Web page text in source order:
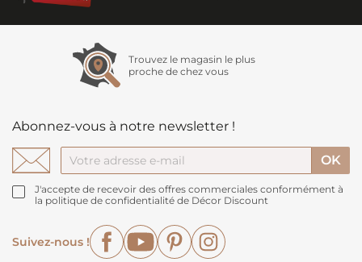
Trouvez le magasin le plus
proche de chez vous
Abonnez-vous à notre newsletter !
J'accepte de recevoir des offres commerciales conformément à
la politique de confidentialité de Décor Discount
Suivez-nous !
FacebookYouTubePinterest